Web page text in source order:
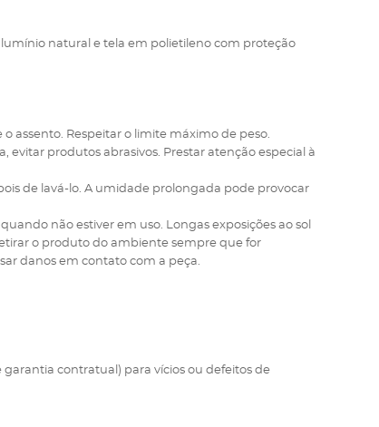
natural e tela em polietileno com proteção
assento. Respeitar o limite máximo de peso.
evitar produtos abrasivos. Prestar atenção especial à
de lavá-lo. A umidade prolongada pode provocar
não estiver em uso. Longas exposições ao sol
o produto do ambiente sempre que for
danos em contato com a peça.
garantia contratual) para vícios ou defeitos de